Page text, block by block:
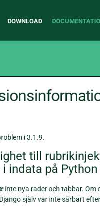
DOWNLOAD
i 3.1.9.
till
indata på Python
inte nya rader och tabbar. Om
själv var inte sårbart